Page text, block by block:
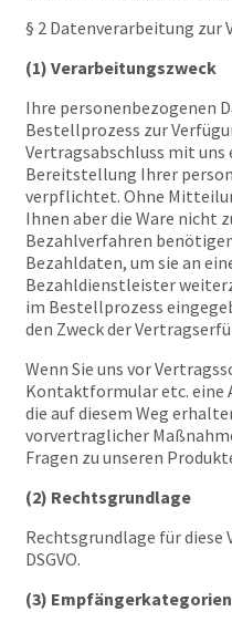
§ 2 Datenverarbeitung zur
(1) Verarbeitungszweck
Ihre personenbezogenen
Bestellprozess zur
Vertragsabschluss mit uns
Bereitstellung Ihrer
verpflichtet. Ohne
Ihnen aber die Ware nicht
Bezahlverfahren
Bezahldaten, um sie an
Bezahldienstleister
im Bestellprozess
den Zweck der
Wenn Sie uns vor
Kontaktformular etc. eine
die auf diesem Weg
vorvertraglicher
Fragen zu unseren
(2) Rechtsgrundlage
Rechtsgrundlage für diese
DSGVO.
(3) Empfängerkategorien